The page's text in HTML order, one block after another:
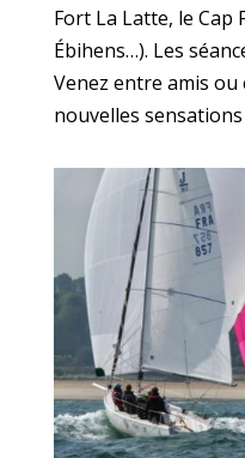
Fort La Latte, le Cap
Ébihens…). Les
Venez entre amis
nouvelles sensations